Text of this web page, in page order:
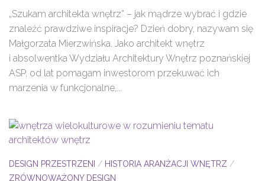
„Szukam architekta wnętrz” – jak mądrze wybrać i gdzie
znaleźć prawdziwe inspiracje? Dzień dobry, nazywam się
Małgorzata Mierzwińska. Jako architekt wnętrz
i absolwentka Wydziału Architektury Wnętrz poznańskiej
ASP, od lat pomagam inwestorom przekuwać ich
marzenia w funkcjonalne,...
DESIGN PRZESTRZENI / HISTORIA ARANŻACJI WNĘTRZ /
ZRÓWNOWAŻONY DESIGN